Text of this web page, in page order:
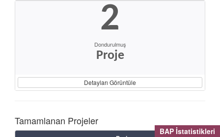
BAP İstatistikleri
2
Dondurulmuş
Proje
Detayları Görüntüle
Tamamlanan Projeler